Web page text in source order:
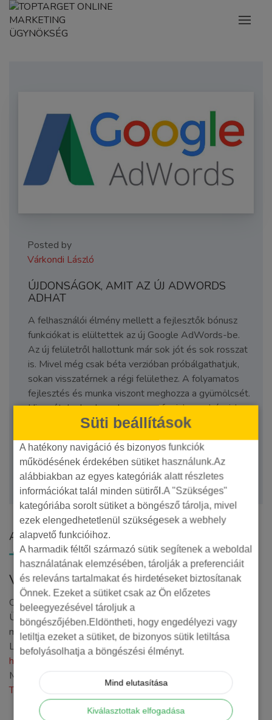
Süti beállítások
A hatékony navigáció és bizonyos funkciók
működésének érdekében sütiket használunk.Az
alábbiakban az egyes kategóriák alatt részletes
információkat talál minden sütiről.A "Szükséges"
kategóriába sorolt sütiket a böngésző tárolja, mivel
ezek elengedhetetlenül szükségesek a webhely
alapvető funkcióihoz.
A harmadik féltől származó sütik segítenek a weboldal
használatának elemzésében, tárolják a preferenciáit
és releváns tartalmakat és hirdetéseket biztosítanak
Önnek. Ezeket a sütiket csak az Ön előzetes
beleegyezésével tároljuk a
böngészőjében.Eldöntheti, hogy engedélyezi vagy
letiltja ezeket a sütiket, de bizonyos sütik letiltása
befolyásolhatja a böngészési élményt.
Mind elutasítása
Kiválasztottak elfogadása
Posted by
Várkondi László
ÚJDONSÁGOK, AMIT AZ ÚJ ADWORDS
ADHAT
A felhasználói élmény mellett a fejlesztők bónusz
funkciókat is elültettek az új Google AdWords-be.
Az új felületről hallottunk már sok jót és sok rosszat
is. Mivel még csak béta verzióban próbálgathatjuk,
sokan visszatérnek a régi felülethez. A folyamatos
fejlesztés és munka viszont meghozza a gyümölcsét.
Higgyétek el nekem, hogy nem fogjuk megbánni, ha
végre elérhető […]
Continue Reading
A szerzőről
Várkondi László
Online marketing szakértő, a Toptarget marketing
Ügynökség ügyvezetője. 2008 óta foglalkozik online
marketinggel, számos előadást és képzést tartott azóta.
Legfőbb szakterületei aGoogle hirdetéskezelés
hirdetéskezelés , Google Analytics 4 és a Google Tag
Manager.
További információ